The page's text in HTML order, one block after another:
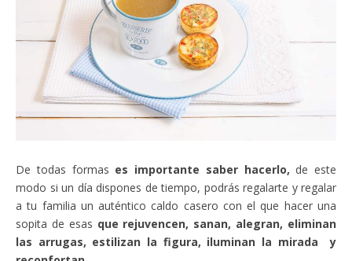
De todas formas es importante saber hacerlo, de este
modo si un día dispones de tiempo, podrás regalarte y regalar
a tu familia un auténtico caldo casero con el que hacer una
sopita de esas que rejuvencen, sanan, alegran, eliminan
las arrugas, estilizan la figura, iluminan la mirada y